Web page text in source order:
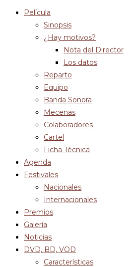
Película
Sinopsis
¿Hay motivos?
Nota del Director
Los datos
Reparto
Equipo
Banda Sonora
Mecenas
Colaboradores
Cartel
Ficha Técnica
Agenda
Festivales
Nacionales
Internacionales
Premios
Galería
Noticias
DVD, BD, VOD
Características